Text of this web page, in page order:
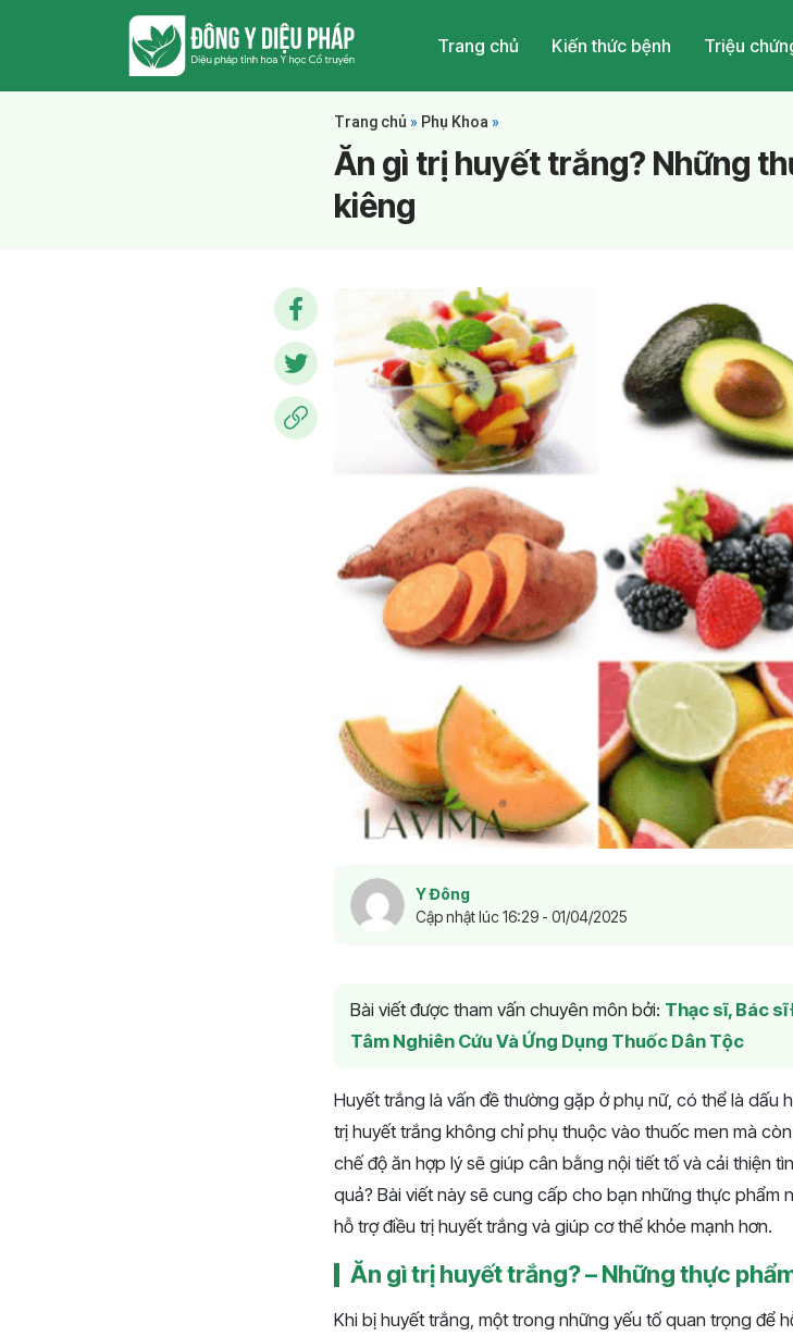
Trang chủ Kiến thức bệnh Triệu
Trang chủ » Phụ Khoa »
Ăn gì trị huyết trắng? Những
kiêng
Y Đông
Cập nhật lúc 16:29 - 01/04/2025
Bài viết được tham vấn chuyên môn bởi: Thạc sĩ, Bác sĩ
Tâm Nghiên Cứu Và Ứng Dụng Thuốc Dân Tộc
Huyết trắng là vấn đề thường gặp ở phụ nữ, có thể là dấu
trị huyết trắng không chỉ phụ thuộc vào thuốc men mà
chế độ ăn hợp lý sẽ giúp cân bằng nội tiết tố và cải thiện
quả? Bài viết này sẽ cung cấp cho bạn những thực phẩm
hỗ trợ điều trị huyết trắng và giúp cơ thể khỏe mạnh hơn.
Ăn gì trị huyết trắng? – Những thực
Khi bị huyết trắng, một trong những yếu tố quan trọng để